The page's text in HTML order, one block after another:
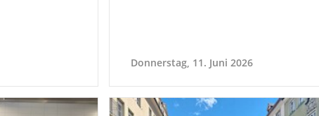
Donnerstag, 11. Juni 2026